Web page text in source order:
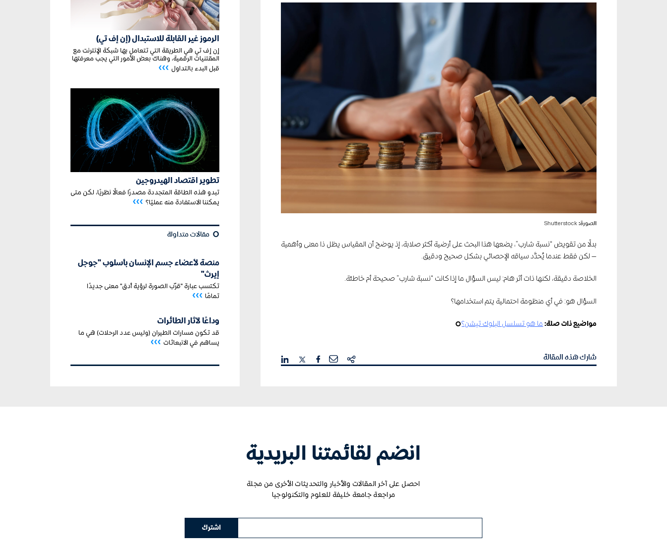
الصورة:Shutterstock
بدلًا من تقويض “نسبة شارب”، يضعها هذا البحث على أرضية أكثر صلابة، إذ يوضح أن المقياس يظل ذا معنى وأهمية
— لكن فقط عندما يُحدَّد سياقه الإحصائي بشكل صحيح ودقيق.
الخلاصة دقيقة، لكنها ذات أثر هام: ليس السؤال ما إذا كانت “نسبة شارب” صحيحة أم خاطئة.
السؤال هو: في أي منظومة احتمالية يتم استخدامها؟
مواضيع ذات صلة: ما هو تسلسل البلوك تيشن؟¢
شارك هذه المقالة
الرموز غير القابلة للاستبدال (إن إف تي)
إن إف تي هي الطريقة التي تتعامل بها شبكة الإنترنت مع
المقتنيات الرقمية، وهناك بعض الأمور التي يجب معرفتها
قبل البدء بالتداول ›››
تطوير اقتصاد الهيدروجين
تبدو هذه الطاقة المتجددة مصدرًا فعالًا نظريًا، لكن متى
يمكننا الاستفادة منه عمليًا؟ ›››
¢ مقالات متداولة
منصة لأعضاء جسم الإنسان بأسلوب "جوجل
إيرث"
تكتسب عبارة "قرّب الصورة لرؤية أدق" معنى جديدًا
تمامًا ›››
وداعًا لآثار الطائرات
قد تكون مسارات الطيران (وليس عدد الرحلات) هي ما
يساهم في الانبعاثات ›››
انضم لقائمتنا البريدية
احصل على آخر المقالات والأخبار والتحديثات الأخرى من مجلة
مراجعة جامعة خليفة للعلوم والتكنولوجيا